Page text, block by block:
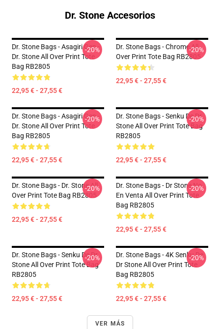
Dr. Stone Accesorios
Dr. Stone Bags - Asagiri Gen -
Dr. Stone All Over Print Tote
Bag RB2805
22,95 € - 27,55 €
-20%
Dr. Stone Bags - Chrome All
Over Print Tote Bag RB2805
22,95 € - 27,55 €
-20%
Dr. Stone Bags - Asagiri Gen -
Dr. Stone All Over Print Tote
Bag RB2805
22,95 € - 27,55 €
-20%
Dr. Stone Bags - Senku De Dr
Stone All Over Print Tote Bag
RB2805
22,95 € - 27,55 €
-20%
Dr. Stone Bags - Dr. Stone All
Over Print Tote Bag RB2805
22,95 € - 27,55 €
-20%
Dr. Stone Bags - Dr Stone No
En Venta All Over Print Tote
Bag RB2805
22,95 € - 27,55 €
-20%
Dr. Stone Bags - Senku De Dr
Stone All Over Print Tote Bag
RB2805
22,95 € - 27,55 €
-20%
Dr. Stone Bags - 4K Senku De
Dr Stone All Over Print Tote
Bag RB2805
22,95 € - 27,55 €
-20%
VER MÁS